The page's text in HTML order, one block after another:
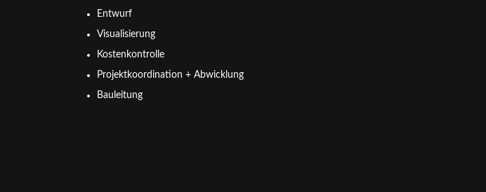
Entwurf
Visualisierung
Kostenkontrolle
Projektkoordination + Abwicklung
Bauleitung